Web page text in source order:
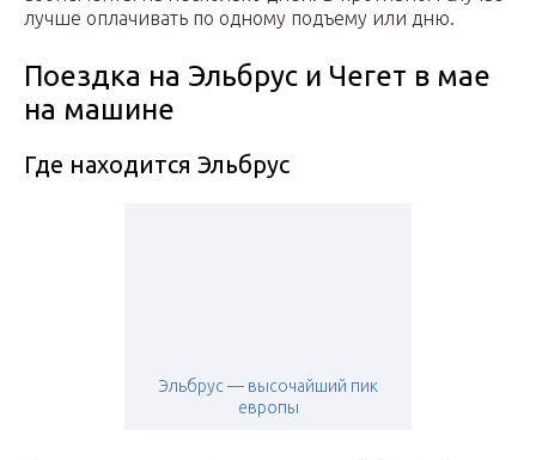
лучше оплачивать по одному подъему или дню.
Поездка на Эльбрус и Чегет в мае
на машине
Где находится Эльбрус
Эльбрус — высочайший пик
европы